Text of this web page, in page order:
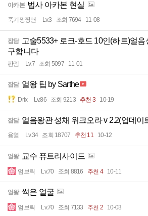
아카본 법사 아카본 현실
죽기짱짱맨 Lv.3 조회 7694 11-08
잡담 고술5533+ 로크-호드 10인(하트)얼음
구합니다
판뎀 Lv.7 조회 5097 11-01
잡담 얼왕 팁 by Sarthe
Drix Lv.86 조회 9213 추천 3 10-19
잡담 얼음왕관 성채 위크오라 v 2.2(업데이
용열 Lv.34 조회 18707 추천 11 10-12
얼왕 교수 퓨트리사이드
엄브릭 Lv.70 조회 8816 추천 4 10-11
얼왕 썩은 얼굴
엄브릭 Lv.70 조회 7133 추천 2 10-03